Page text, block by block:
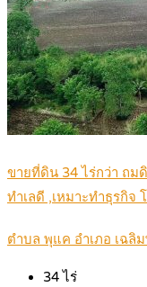
ขายที่ดิน 34 ไร่กว่า ถม
ทำเลดี ,เหมาะทำธุรกิจ
ตำบล พุแค อำเภอ เฉลิ
34 ไร่